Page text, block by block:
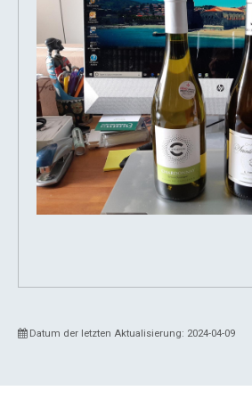
Datum der letzten Aktualisierung: 2024-04-09